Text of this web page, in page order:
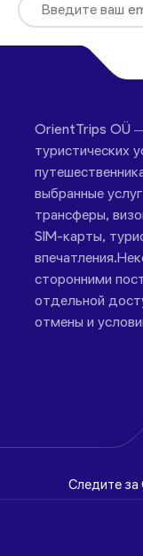
OrientTrips OÜ
туристических
выбранные
трансферы,
SIM-карты,
сторонними
отдельной
отмены и
Следите за